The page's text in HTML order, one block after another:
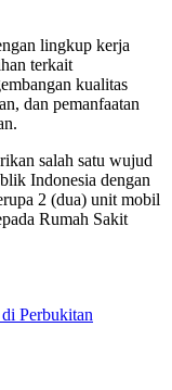
lingkup kerja
terkait
kualitas
dan pemanfaatan
salah satu wujud
Indonesia dengan
2 (dua) unit mobil
Rumah Sakit
Perbukitan